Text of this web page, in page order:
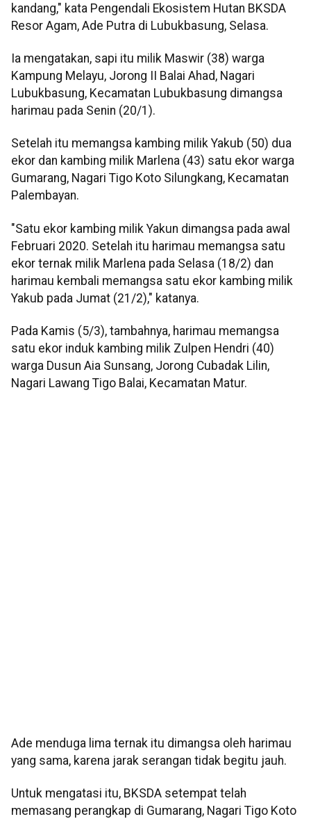
kandang," kata Pengendali Ekosistem Hutan BKSDA
Resor Agam, Ade Putra di Lubukbasung, Selasa.
Ia mengatakan, sapi itu milik Maswir (38) warga
Kampung Melayu, Jorong II Balai Ahad, Nagari
Lubukbasung, Kecamatan Lubukbasung dimangsa
harimau pada Senin (20/1).
Setelah itu memangsa kambing milik Yakub (50) dua
ekor dan kambing milik Marlena (43) satu ekor warga
Gumarang, Nagari Tigo Koto Silungkang, Kecamatan
Palembayan.
"Satu ekor kambing milik Yakun dimangsa pada awal
Februari 2020. Setelah itu harimau memangsa satu
ekor ternak milik Marlena pada Selasa (18/2) dan
harimau kembali memangsa satu ekor kambing milik
Yakub pada Jumat (21/2)," katanya.
Pada Kamis (5/3), tambahnya, harimau memangsa
satu ekor induk kambing milik Zulpen Hendri (40)
warga Dusun Aia Sunsang, Jorong Cubadak Lilin,
Nagari Lawang Tigo Balai, Kecamatan Matur.
Ade menduga lima ternak itu dimangsa oleh harimau
yang sama, karena jarak serangan tidak begitu jauh.
Untuk mengatasi itu, BKSDA setempat telah
memasang perangkap di Gumarang, Nagari Tigo Koto